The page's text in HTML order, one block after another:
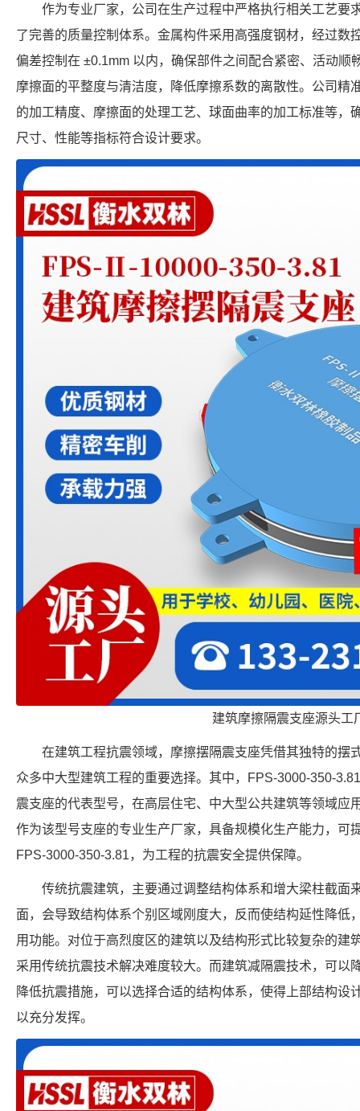
作为专业厂家，公司在生产过程中严格执行相关工艺要
了完善的质量控制体系。金属构件采用高强度钢材，经过数
偏差控制在 ±0.1mm 以内，确保部件之间配合紧密、活动顺
摩擦面的平整度与清洁度，降低摩擦系数的离散性。公司精
的加工精度、摩擦面的处理工艺、球面曲率的加工标准等，
尺寸、性能等指标符合设计要求。
建筑摩擦隔震支座源头工
在建筑工程抗震领域，摩擦摆隔震支座凭借其独特的摆
众多中大型建筑工程的重要选择。其中，FPS-3000-350-
震支座的代表型号，在高层住宅、中大型公共建筑等领域应
作为该型号支座的专业生产厂家，具备规模化生产能力，可
FPS-3000-350-3.81，为工程的抗震安全提供保障。
传统抗震建筑，主要通过调整结构体系和增大梁柱截面
面，会导致结构体系个别区域刚度大，反而使结构延性降低
用功能。对位于高烈度区的建筑以及结构形式比较复杂的建
采用传统抗震技术解决难度较大。而建筑减隔震技术，可以
降低抗震措施，可以选择合适的结构体系，使得上部结构设
以充分发挥。